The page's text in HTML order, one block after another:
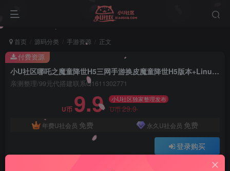
首页 源码分类 手游资源 正文
小U社区哪吒之魔童降世H5三网手游换皮魔童降世H5版本+Linux学习手工端+GM充值后台+搭建视频
亲测整理/99元代搭建联系Q1611302771
U币 9.9 小U社区独家整理发布
U币29.9
年费U社会员 免费 永久U社会员 免费
登录购买
Q:1337861109 V:ywsy663
付费资源